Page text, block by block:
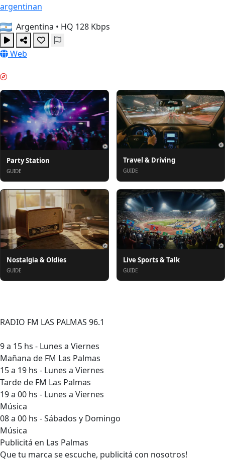
argentinan
Argentina • HQ 128 Kbps
Web
Party Station
GUIDE
Travel & Driving
GUIDE
Nostalgia & Oldies
GUIDE
Live Sports & Talk
GUIDE
RADIO FM LAS PALMAS 96.1
9 a 15 hs - Lunes a Viernes
Mañana de FM Las Palmas
15 a 19 hs - Lunes a Viernes
Tarde de FM Las Palmas
19 a 00 hs - Lunes a Viernes
Música
08 a 00 hs - Sábados y Domingo
Música
Publicitá en Las Palmas
Que tu marca se escuche, publicitá con nosotros!